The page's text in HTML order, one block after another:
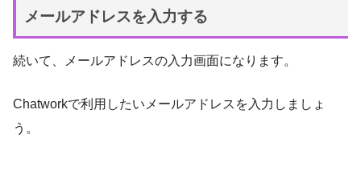
メールアドレスを入力する
続いて、メールアドレスの入力画面になります。
Chatworkで利用したいメールアドレスを入力しましょ
う。